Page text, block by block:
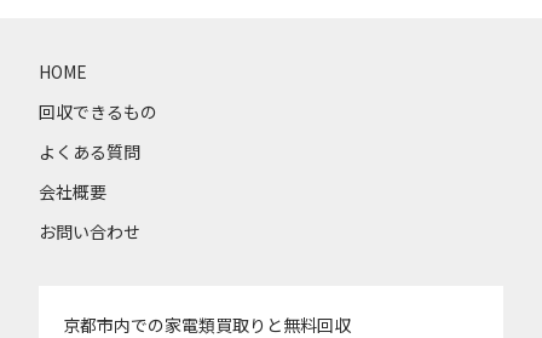
HOME
回収できるもの
よくある質問
会社概要
お問い合わせ
京都市内での家電類買取りと無料回収